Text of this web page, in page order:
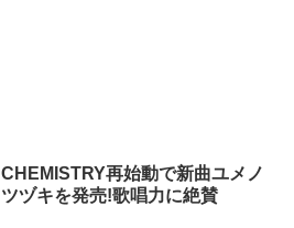
CHEMISTRY再始動で新曲ユメノ
ツヅキを発売!歌唱力に絶賛